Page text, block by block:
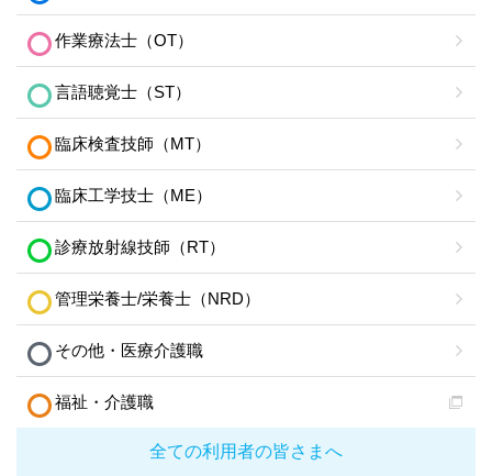
作業療法士（OT）
言語聴覚士（ST）
臨床検査技師（MT）
臨床工学技士（ME）
診療放射線技師（RT）
管理栄養士/栄養士（NRD）
その他・医療介護職
福祉・介護職
全ての利用者の皆さまへ